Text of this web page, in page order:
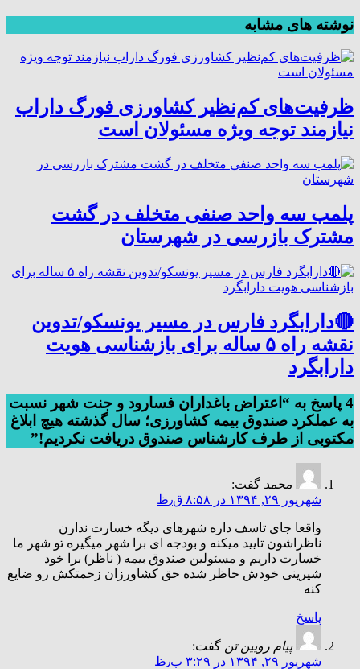
نوشته های مشابه
ظرفیت‌های کم‌نظیر کشاورزی فورگ داراب
نیازمند توجه ویژه مسئولان است
پلمب سه واحد صنفی متخلف در گشت
مشترک بازرسی در شهرستان
🔴دارابگرد فارس در مسیر یونسکو/تدوین
نقشه راه ۵ ساله برای بازشناسی هویت
دارابگرد
4 پاسخ به “اعتراض باغداران فسارود و جنت شهر نسبت
به عملکرد صندوق بیمه کشاورزی؛ سال گذشته هیچ ابلاغ
مکتوبی از طرف کارشناس صندوق دریافت نکردیم!”
محمد گفت:
شهریور ۲۹, ۱۳۹۴ در ۸:۵۸ ق٫ظ
واقعا جای تاسف داره شهرهای دیگه خسارت ندارن
ناظراشون تایید میکنه و بودجه ای برا شهر میگیره تو شهر ما
خسارت داریم و مسئولین صندوق بیمه ( ناظر) برا خود
شیرینی خودش حاظر شده حق کشاورزان زحمتکش رو ضایع
کنه
پاسخ
پیام رویین تن گفت:
شهریور ۲۹, ۱۳۹۴ در ۳:۲۹ ب٫ظ